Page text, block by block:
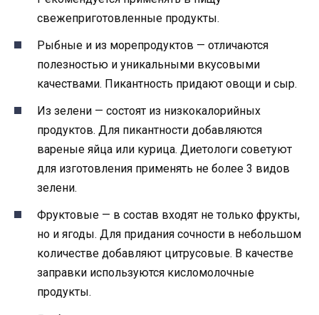
свежеприготовленные продукты.
Рыбные и из морепродуктов — отличаются
полезностью и уникальными вкусовыми
качествами. Пикантность придают овощи и сыр.
Из зелени — состоят из низкокалорийных
продуктов. Для пикантности добавляются
вареные яйца или курица. Диетологи советуют
для изготовления применять не более 3 видов
зелени.
Фруктовые — в состав входят не только фрукты,
но и ягоды. Для придания сочности в небольшом
количестве добавляют цитрусовые. В качестве
заправки используются кисломолочные
продукты.